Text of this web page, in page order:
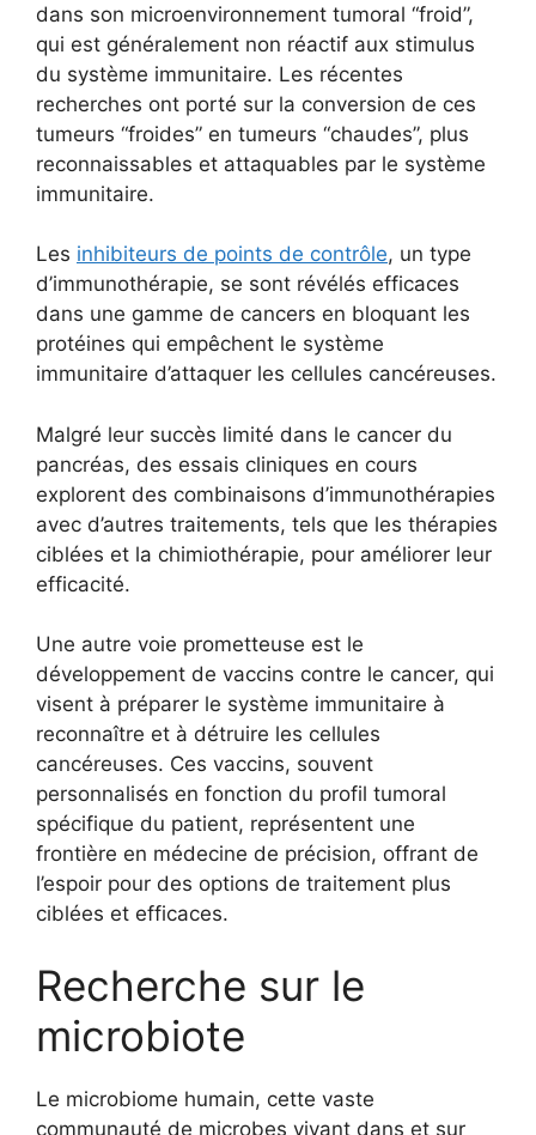
dans son microenvironnement tumoral “froid”,
qui est généralement non réactif aux stimulus
du système immunitaire. Les récentes
recherches ont porté sur la conversion de ces
tumeurs “froides” en tumeurs “chaudes”, plus
reconnaissables et attaquables par le système
immunitaire.
Les inhibiteurs de points de contrôle, un type
d’immunothérapie, se sont révélés efficaces
dans une gamme de cancers en bloquant les
protéines qui empêchent le système
immunitaire d’attaquer les cellules cancéreuses.
Malgré leur succès limité dans le cancer du
pancréas, des essais cliniques en cours
explorent des combinaisons d’immunothérapies
avec d’autres traitements, tels que les thérapies
ciblées et la chimiothérapie, pour améliorer leur
efficacité.
Une autre voie prometteuse est le
développement de vaccins contre le cancer, qui
visent à préparer le système immunitaire à
reconnaître et à détruire les cellules
cancéreuses. Ces vaccins, souvent
personnalisés en fonction du profil tumoral
spécifique du patient, représentent une
frontière en médecine de précision, offrant de
l’espoir pour des options de traitement plus
ciblées et efficaces.
Recherche sur le
microbiote
Le microbiome humain, cette vaste
communauté de microbes vivant dans et sur